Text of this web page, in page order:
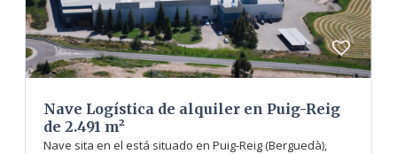
Nave Logística de alquiler en Puig-Reig
de 2.491 m²
Nave sita en el está situado en Puig-Reig (Berguedà),